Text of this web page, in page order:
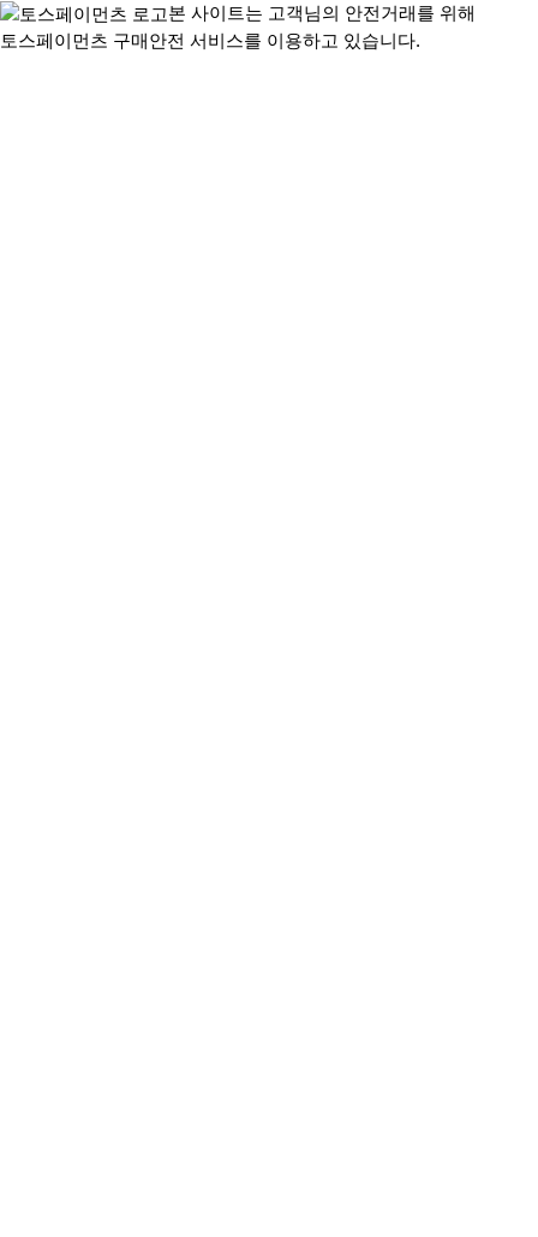
본 사이트는 고객님의 안전거래를 위해
토스페이먼츠 구매안전 서비스를 이용하고 있습니다.